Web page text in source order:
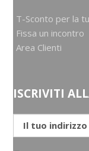
T-Sconto per la
Fissa un incontro
Area Clienti
ISCRIVITI